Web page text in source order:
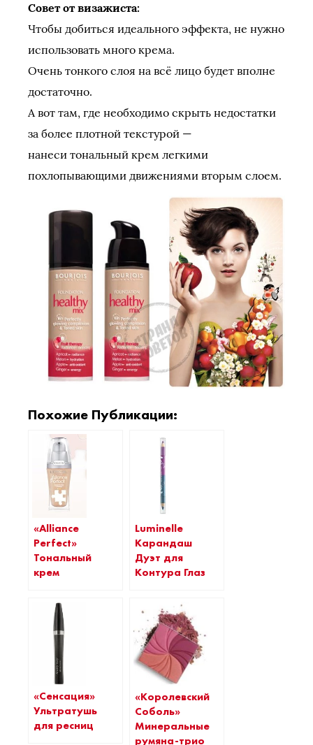
Совет от визажиста:
Чтобы добиться идеального эффекта, не нужно
использовать много крема.
Очень тонкого слоя на всё лицо будет вполне
достаточно.
А вот там, где необходимо скрыть недостатки
за более плотной текстурой —
нанеси тональный крем легкими
похлопывающими движениями вторым слоем.
Похожие Публикации:
«Alliance
Perfect»
Тональный
крем
Luminelle
Карандаш
Дуэт для
Контура Глаз
«Сенсация»
Ультратушь
для ресниц
«Королевский
Соболь»
Минеральные
румяна-трио